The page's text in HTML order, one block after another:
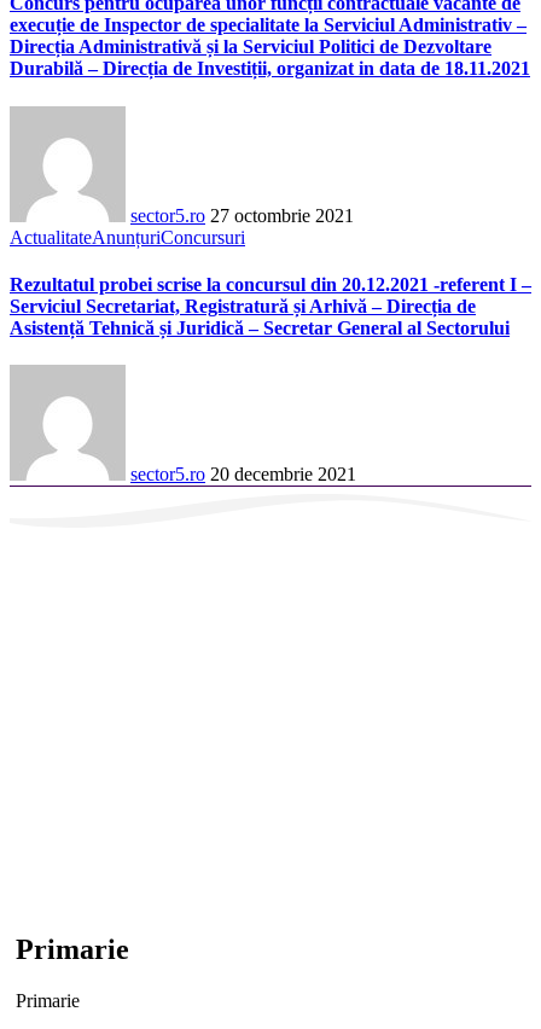
execuție de Inspector de specialitate la Serviciul Administrativ –
Direcția Administrativă și la Serviciul Politici de Dezvoltare
Durabilă – Direcția de Investiții, organizat in data de 18.11.2021
sector5.ro 27 octombrie 2021
ActualitateAnunțuriConcursuri
Rezultatul probei scrise la concursul din 20.12.2021 -referent I –
Serviciul Secretariat, Registratură și Arhivă – Direcția de
Asistență Tehnică și Juridică – Secretar General al Sectorului
sector5.ro 20 decembrie 2021
Primarie
Primarie